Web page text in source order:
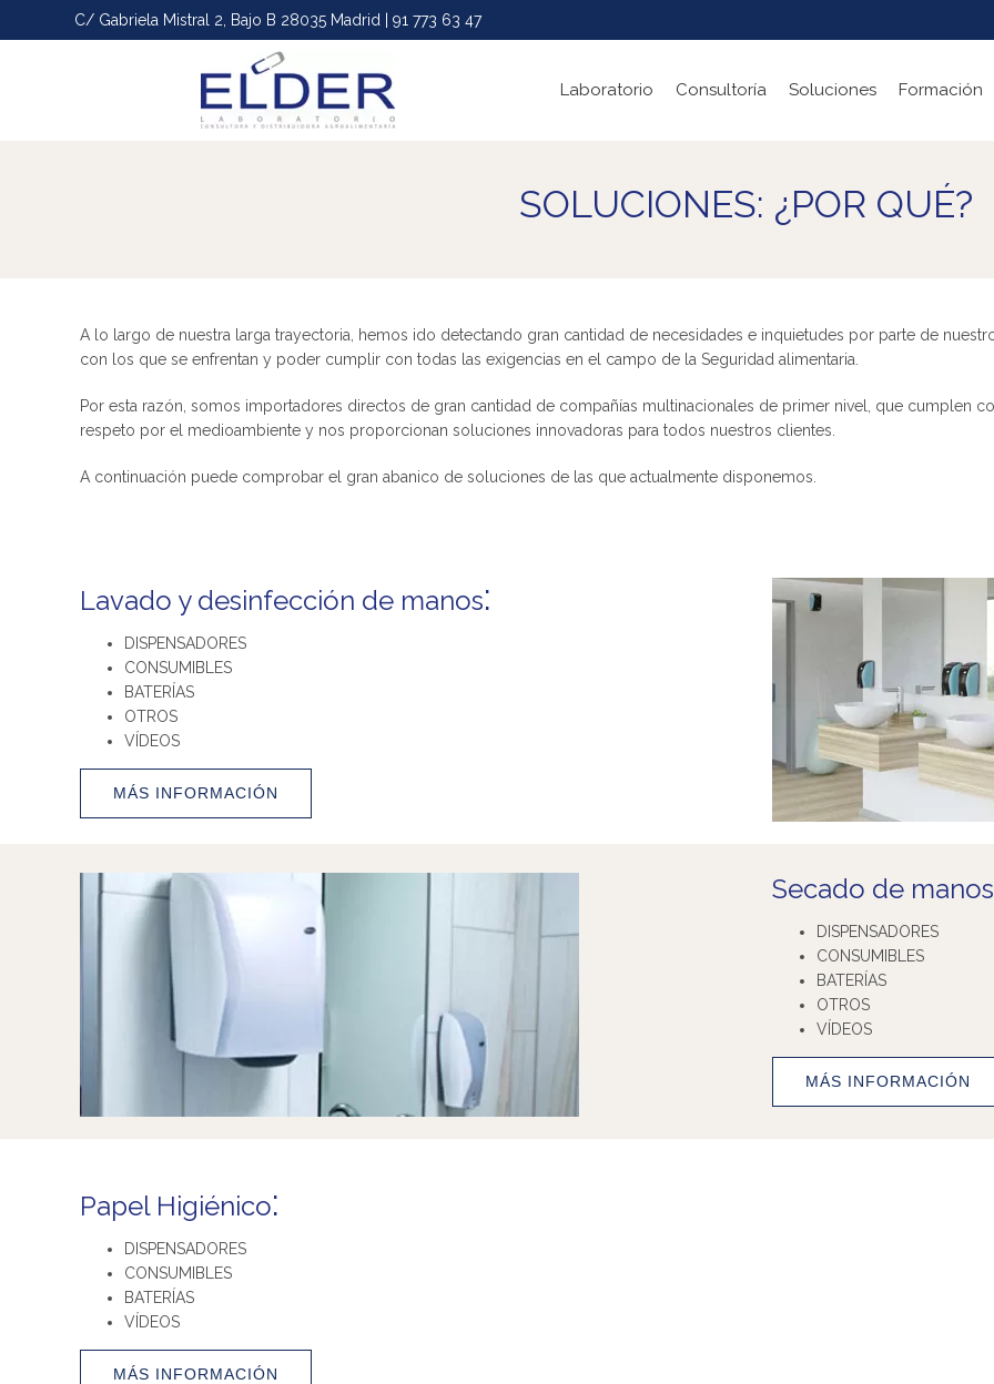
C/ Gabriela Mistral 2, Bajo B 28035 Madrid | 91 773 63 47
Laboratorio Consultoría Soluciones Formación
SOLUCIONES: ¿POR QUÉ?
A lo largo de nuestra larga trayectoria, hemos ido detectando gran cantidad de necesidades e inquietudes por parte de
con los que se enfrentan y poder cumplir con todas las exigencias en el campo de la Seguridad alimentaria.
Por esta razón, somos importadores directos de gran cantidad de compañías multinacionales de primer nivel, que cumplen
respeto por el medioambiente y nos proporcionan soluciones innovadoras para todos nuestros clientes.
A continuación puede comprobar el gran abanico de soluciones de las que actualmente disponemos.
Lavado y desinfección de manos:
DISPENSADORES
CONSUMIBLES
BATERÍAS
OTROS
VÍDEOS
MÁS INFORMACIÓN
Secado de
DISPENSADORES
CONSUMIBLES
BATERÍAS
OTROS
VÍDEOS
MÁS INFORMACIÓN
Papel Higiénico:
DISPENSADORES
CONSUMIBLES
BATERÍAS
VÍDEOS
MÁS INFORMACIÓN